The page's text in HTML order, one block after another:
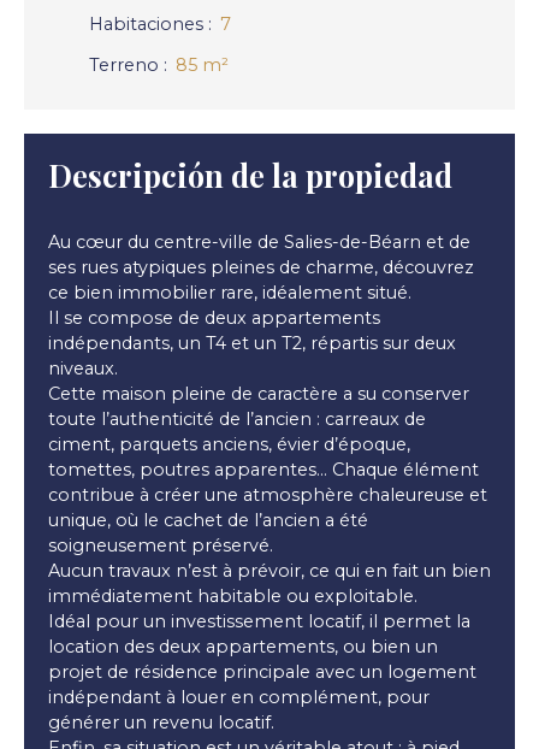
Habitaciones : 7
Terreno : 85 m²
Descripción de la propiedad
Au cœur du centre-ville de Salies-de-Béarn et de
ses rues atypiques pleines de charme, découvrez
ce bien immobilier rare, idéalement situé.
Il se compose de deux appartements
indépendants, un T4 et un T2, répartis sur deux
niveaux.
Cette maison pleine de caractère a su conserver
toute l’authenticité de l’ancien : carreaux de
ciment, parquets anciens, évier d’époque,
tomettes, poutres apparentes… Chaque élément
contribue à créer une atmosphère chaleureuse et
unique, où le cachet de l’ancien a été
soigneusement préservé.
Aucun travaux n’est à prévoir, ce qui en fait un bien
immédiatement habitable ou exploitable.
Idéal pour un investissement locatif, il permet la
location des deux appartements, ou bien un
projet de résidence principale avec un logement
indépendant à louer en complément, pour
générer un revenu locatif.